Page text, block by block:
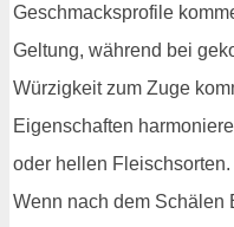
Geschmacksprofile
Geltung, während bei
Würzigkeit zum Zuge
Eigenschaften
oder hellen Fleischsorten.
Wenn nach dem Schälen